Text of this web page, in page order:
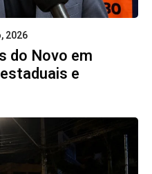
2026
do Novo em
e